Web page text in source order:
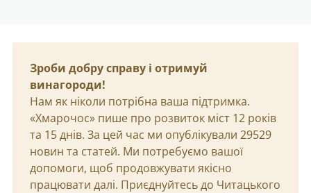
Зроби добру справу і отримуй
винагороди!
Нам як ніколи потрібна ваша підтримка.
«Хмарочос» пише про розвиток міст 12 років
та 15 днів. За цей час ми опублікували 29529
новин та статей. Ми потребуємо вашої
допомоги, щоб продовжувати якісно
працювати далі. Приєднуйтесь до Читацького